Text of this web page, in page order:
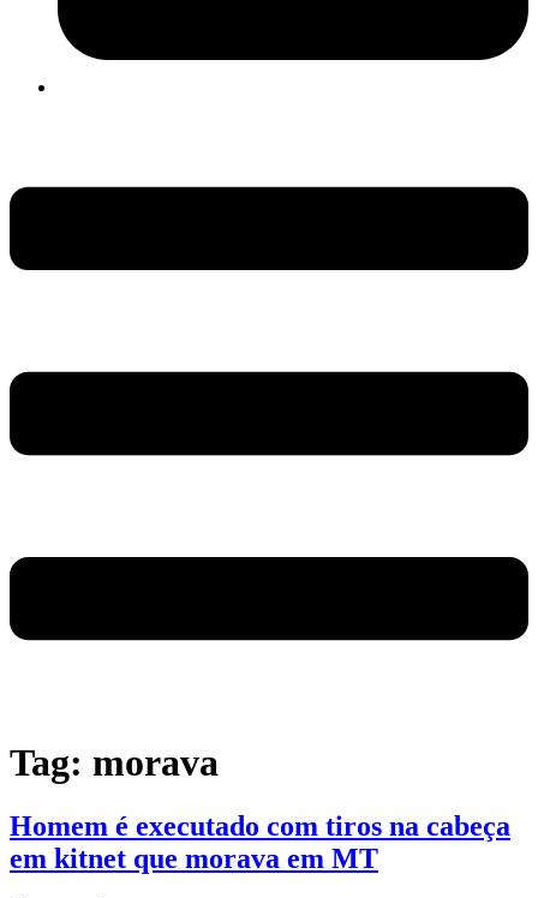
Tag: morava
Homem é executado com tiros na cabeça
em kitnet que morava em MT